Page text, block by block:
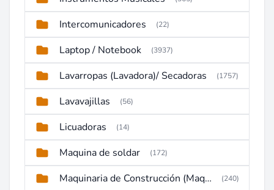
Intercomunicadores (22)
Laptop / Notebook (3937)
Lavarropas (Lavadora)/ Secadoras (1757)
Lavavajillas (56)
Licuadoras (14)
Maquina de soldar (172)
Maquinaria de Construcción (Maquinaria Pesada) (240)